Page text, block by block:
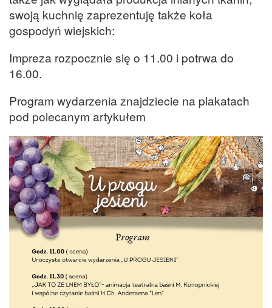
swoją kuchnię zaprezentuję także koła
gospodyń wiejskich:
Impreza rozpocznie się o 11.00 i potrwa do
16.00.
Program wydarzenia znajdziecie na plakatach
pod polecanym artykułem